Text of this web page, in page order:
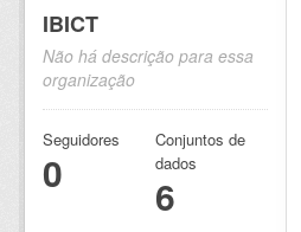
IBICT
Não há descrição para essa
organização
Seguidores
0
Conjuntos de
dados
6